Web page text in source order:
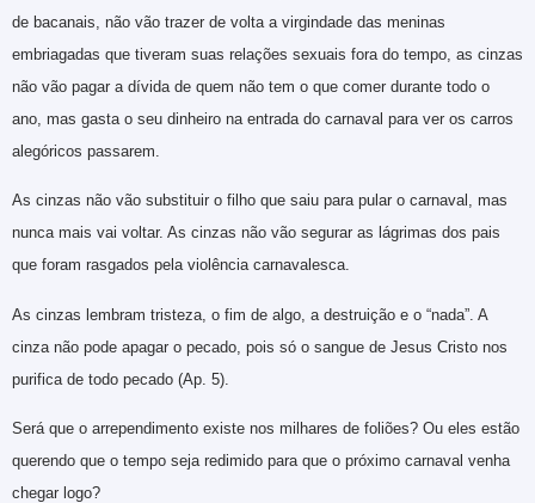
de bacanais, não vão trazer de volta a virgindade das meninas
embriagadas que tiveram suas relações sexuais fora do tempo, as cinzas
não vão pagar a dívida de quem não tem o que comer durante todo o
ano, mas gasta o seu dinheiro na entrada do carnaval para ver os carros
alegóricos passarem.
As cinzas não vão substituir o filho que saiu para pular o carnaval, mas
nunca mais vai voltar. As cinzas não vão segurar as lágrimas dos pais
que foram rasgados pela violência carnavalesca.
As cinzas lembram tristeza, o fim de algo, a destruição e o “nada”. A
cinza não pode apagar o pecado, pois só o sangue de Jesus Cristo nos
purifica de todo pecado (Ap. 5).
Será que o arrependimento existe nos milhares de foliões? Ou eles estão
querendo que o tempo seja redimido para que o próximo carnaval venha
chegar logo?